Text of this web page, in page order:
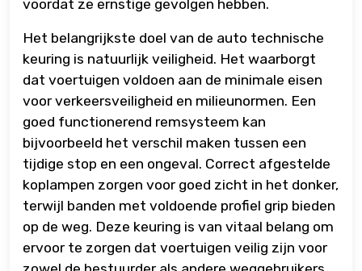
voordat ze ernstige gevolgen hebben.
Het belangrijkste doel van de auto technische
keuring is natuurlijk veiligheid. Het waarborgt
dat voertuigen voldoen aan de minimale eisen
voor verkeersveiligheid en milieunormen. Een
goed functionerend remsysteem kan
bijvoorbeeld het verschil maken tussen een
tijdige stop en een ongeval. Correct afgestelde
koplampen zorgen voor goed zicht in het donker,
terwijl banden met voldoende profiel grip bieden
op de weg. Deze keuring is van vitaal belang om
ervoor te zorgen dat voertuigen veilig zijn voor